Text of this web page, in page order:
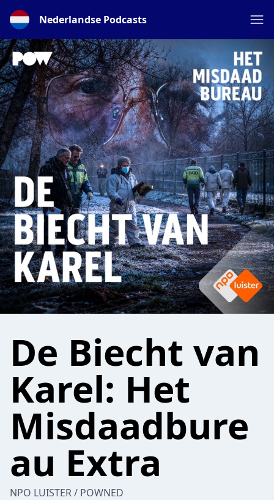
Nederlandse Podcasts
De Biecht van
Karel: Het
Misdaadbure
au Extra
NPO LUISTER / POWNED